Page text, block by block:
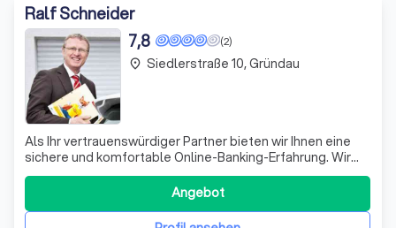
Ralf Schneider
(2)
7,8
Als Ihr vertrauenswürdiger Partner bieten wir Ihnen eine
sichere und komfortable Online-Banking-Erfahrung. Wir
nutzen modernste Technologien, um Ihnen wichtige
Seitenfunktionen zur Verfügung zu stellen und Ihre Daten
sicher zu speichern. Unsere Analysedienste helfen uns,
Ihre Nutzung unserer Webseit
Angebot
place Siedlerstraße 10, Gründau